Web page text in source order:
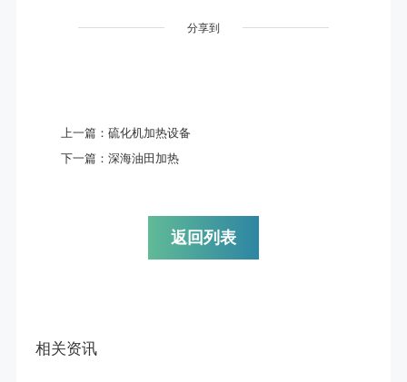
分享到
上一篇：硫化机加热设备
下一篇：深海油田加热
返回列表
相关资讯